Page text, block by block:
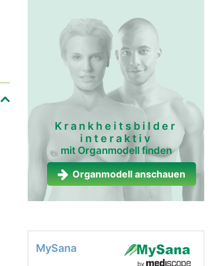
Krankheitsbilder
interaktiv
mit Organmodell finden
Organmodell anschauen
MySana